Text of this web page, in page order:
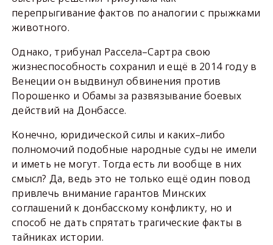
перепрыгивание фактов по аналогии с прыжками
животного.
Однако, трибунал Рассела–Сартра свою
жизнеспособность сохранил и ещё в 2014 году в
Венеции он выдвинул обвинения против
Порошенко и Обамы за развязывание боевых
действий на Донбассе.
Конечно, юридической силы и каких–либо
полномочий подобные народные суды не имели
и иметь не могут. Тогда есть ли вообще в них
смысл? Да, ведь это не только ещё один повод
привлечь внимание гарантов Минских
соглашений к донбасскому конфликту, но и
способ не дать спрятать трагические факты в
тайниках истории.